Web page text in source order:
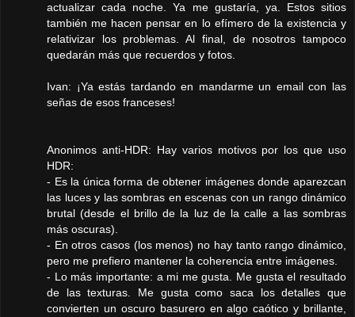
actualizar cada noche. Ya me gustaría, ya. Estos sitios
también me hacen pensar en lo efímero de la existencia y
relativizar los problemas. Al final, de nosotros tampoco
quedarán más que recuerdos y fotos.
Ivan: ¡Ya estás tardando en mandarme un email con las
señas de esos franceses!
Anonimos anti-HDR: Hay varios motivos por los que uso
HDR:
- Es la única forma de obtener imágenes donde aparezcan
las luces y las sombras en escenas con un rango dinámico
brutal (desde el brillo de la luz de la calle a las sombras
más oscuras).
- En otros casos (los menos) no hay tanto rango dinámico,
pero me prefiero mantener la coherencia entre imágenes.
- Lo más importante: a mi me gusta. Me gusta el resultado
de las texturas. Me gusta como saca los detalles que
convierten un oscuro basurero en algo caótico y brillante,